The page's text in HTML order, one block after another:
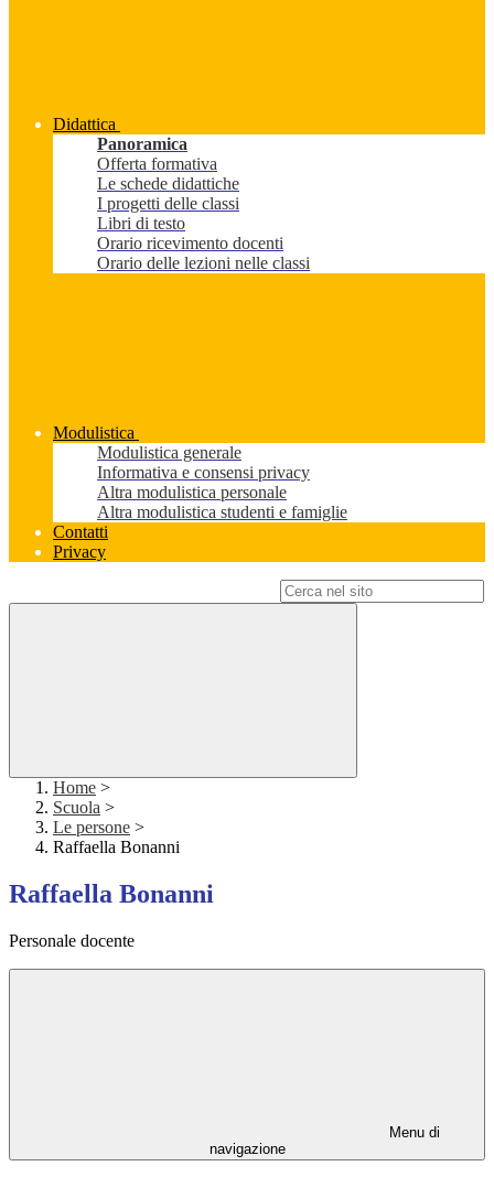
Didattica
Panoramica
Offerta formativa
Le schede didattiche
I progetti delle classi
Libri di testo
Orario ricevimento docenti
Orario delle lezioni nelle classi
Modulistica
Modulistica generale
Informativa e consensi privacy
Altra modulistica personale
Altra modulistica studenti e famiglie
Contatti
Privacy
Home >
Scuola >
Le persone >
Raffaella Bonanni
Raffaella Bonanni
Personale docente
Menu di
navigazione